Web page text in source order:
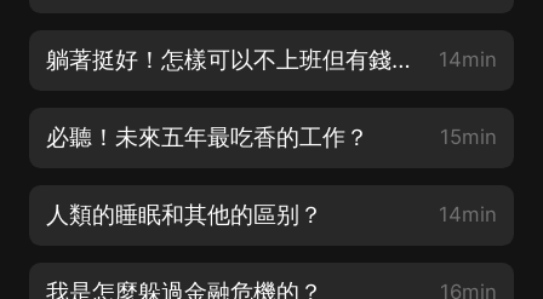
躺著挺好！怎樣可以不上班但有錢花？ 14min
必聽！未來五年最吃香的工作？ 15min
人類的睡眠和其他的區别？ 14min
我是怎麼躲過金融危機的？ 16min